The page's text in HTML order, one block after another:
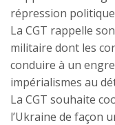
répression
La CGT rappelle
militaire dont les
conduire à un
impérialismes au
La CGT souhaite
l’Ukraine de façon